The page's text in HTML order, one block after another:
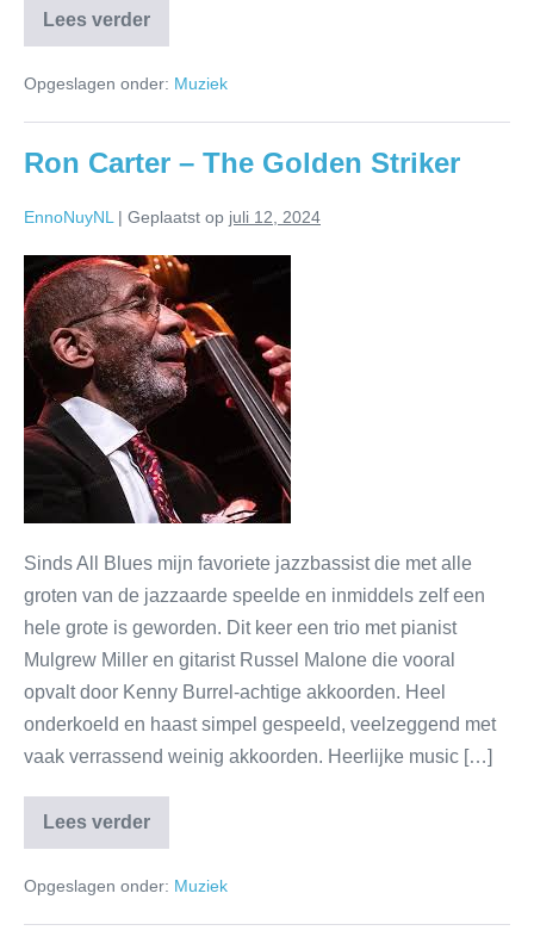
Lees verder
Opgeslagen onder: Muziek
Ron Carter – The Golden Striker
EnnoNuyNL | Geplaatst op juli 12, 2024
Sinds All Blues mijn favoriete jazzbassist die met alle
groten van de jazzaarde speelde en inmiddels zelf een
hele grote is geworden. Dit keer een trio met pianist
Mulgrew Miller en gitarist Russel Malone die vooral
opvalt door Kenny Burrel-achtige akkoorden. Heel
onderkoeld en haast simpel gespeeld, veelzeggend met
vaak verrassend weinig akkoorden. Heerlijke music […]
Lees verder
Opgeslagen onder: Muziek